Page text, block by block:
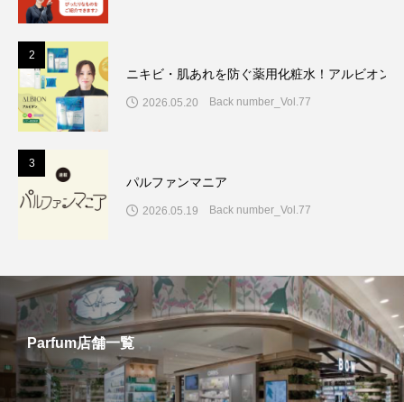
2
ニキビ・肌あれを防ぐ薬用化粧水！アルビオン
2026.05.20 Back number_Vol.77
3
パルファンマニア
2026.05.19 Back number_Vol.77
Parfum店舗一覧